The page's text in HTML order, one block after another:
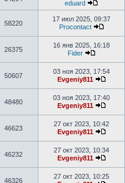
eduard
58220
17 июл 2025, 09:37
Procontact
26375
16 янв 2025, 16:18
Fider
50607
03 ноя 2023, 17:54
Evgeniy811
48480
03 ноя 2023, 17:40
Evgeniy811
46623
27 окт 2023, 10:42
Evgeniy811
46232
27 окт 2023, 10:34
Evgeniy811
46326
27 окт 2023, 10:25